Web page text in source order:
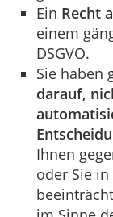
Ein Recht
einem
DSGVO.
Sie haben
darauf,
Ihnen
oder Sie